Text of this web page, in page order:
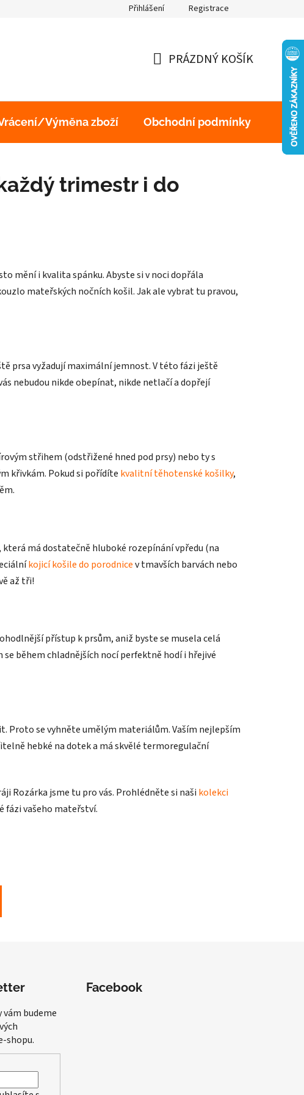
Přihlášení Registrace
KOŠÍK
PRÁZDNÝ KOŠÍK
Výměna zboží Obchodní podmínky
trimestr i do
mění i kvalita spánku. Abyste si v noci dopřála
mateřských nočních košil. Jak ale vybrat tu pravou,
prsa vyžadují maximální jemnost. V této fázi ještě
nebudou nikde obepínat, nikde netlačí a dopřejí
střihem (odstřižené hned pod prsy) nebo ty s
křivkám. Pokud si pořídíte kvalitní těhotenské košilky,
má dostatečně hluboké rozepínání vpředu (na
kojicí košile do porodnicev tmavších barvách nebo
až tři!
přístup k prsům, aniž byste se musela celá
během chladnějších nocí perfektně hodí i hřejivé
Proto se vyhněte umělým materiálům. Vaším nejlepším
hebké na dotek a má skvělé termoregulační
Rozárka jsme tu pro vás. Prohlédněte si naši kolekci
fázi vašeho mateřství.
budeme
shopu.
Facebook